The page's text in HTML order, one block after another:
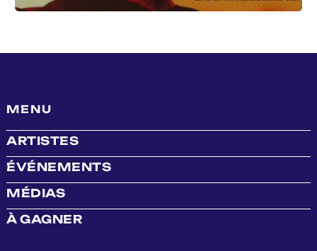
MENU
ARTISTES
ÉVÉNEMENTS
MÉDIAS
À GAGNER